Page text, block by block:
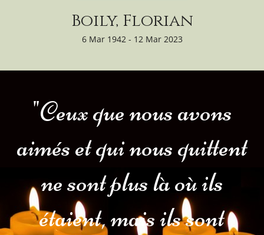
Boily, Florian
6 Mar 1942 - 12 Mar 2023
"Ceux que nous avons
aimés et qui nous quittent
ne sont plus là où ils
étaient, mais ils sont